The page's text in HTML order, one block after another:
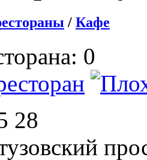
/ Кафе
0
28